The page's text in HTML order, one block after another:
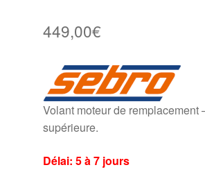
449,00€
Volant moteur de remplacement
supérieure.
Délai: 5 à 7 jours